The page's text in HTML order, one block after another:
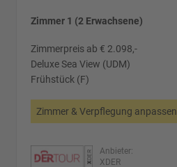
Zimmer 1 (2 Erwachsene)
Zimmerpreis ab € 2.098,-
Deluxe Sea View (UDM)
Frühstück (F)
Zimmer & Verpflegung anpassen
Anbieter:
XDER